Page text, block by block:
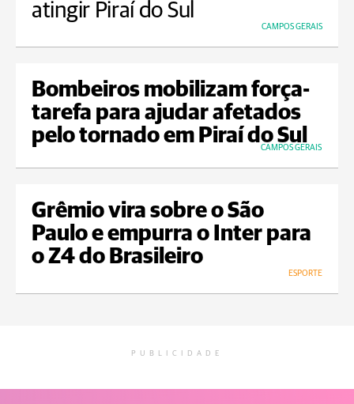
atingir Piraí do Sul
CAMPOS GERAIS
Bombeiros mobilizam força-
tarefa para ajudar afetados
pelo tornado em Piraí do Sul
CAMPOS GERAIS
Grêmio vira sobre o São
Paulo e empurra o Inter para
o Z4 do Brasileiro
ESPORTE
PUBLICIDADE